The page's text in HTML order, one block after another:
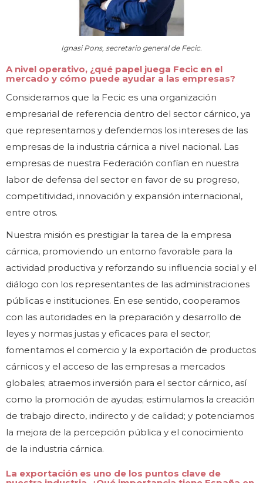
Ignasi Pons, secretario general de Fecic.
A nivel operativo, ¿qué papel juega Fecic en el
mercado y cómo puede ayudar a las empresas?
Consideramos que la Fecic es una organización
empresarial de referencia dentro del sector cárnico, ya
que representamos y defendemos los intereses de las
empresas de la industria cárnica a nivel nacional. Las
empresas de nuestra Federación confían en nuestra
labor de defensa del sector en favor de su progreso,
competitividad, innovación y expansión internacional,
entre otros.
Nuestra misión es prestigiar la tarea de la empresa
cárnica, promoviendo un entorno favorable para la
actividad productiva y reforzando su influencia social y el
diálogo con los representantes de las administraciones
públicas e instituciones. En ese sentido, cooperamos
con las autoridades en la preparación y desarrollo de
leyes y normas justas y eficaces para el sector;
fomentamos el comercio y la exportación de productos
cárnicos y el acceso de las empresas a mercados
globales; atraemos inversión para el sector cárnico, así
como la promoción de ayudas; estimulamos la creación
de trabajo directo, indirecto y de calidad; y potenciamos
la mejora de la percepción pública y el conocimiento
de la industria cárnica.
La exportación es uno de los puntos clave de